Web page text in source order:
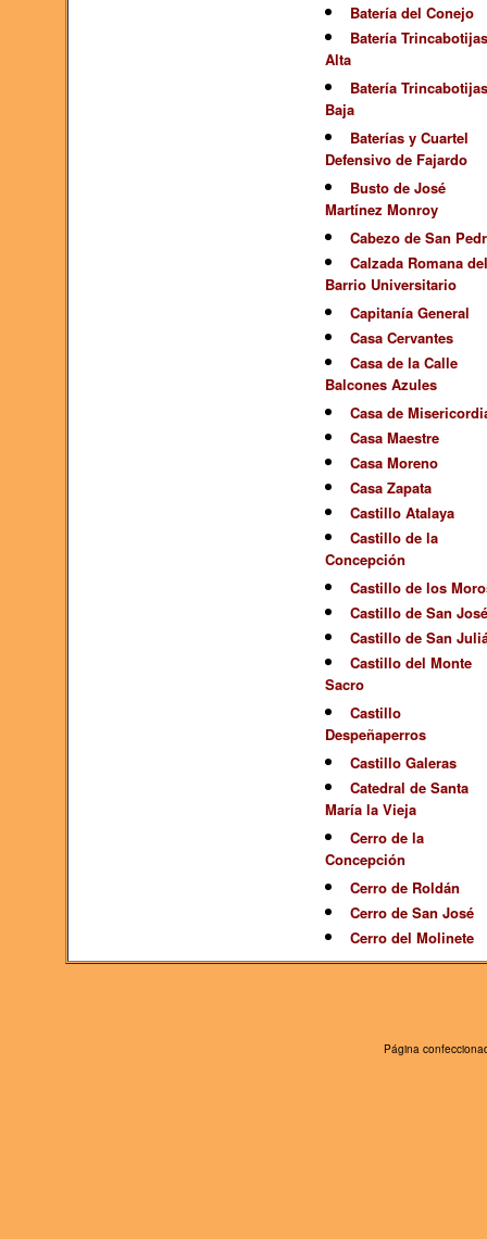
Batería del Conejo
Batería Trincabotijas
Alta
Batería Trincabotijas
Baja
Baterías y Cuartel
Defensivo de Fajardo
Busto de José
Martínez Monroy
Cabezo de San
Calzada Romana del
Barrio Universitario
Capitanía General
Casa Cervantes
Casa de la Calle
Balcones Azules
Casa de
Casa Maestre
Casa Moreno
Casa Zapata
Castillo Atalaya
Castillo de la
Concepción
Castillo de los
Castillo de San José
Castillo de San
Castillo del Monte
Sacro
Castillo
Despeñaperros
Castillo Galeras
Catedral de Santa
María la Vieja
Cerro de la
Concepción
Cerro de Roldán
Cerro de San José
Cerro del Molinete
Página